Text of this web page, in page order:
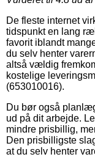
De fleste internet
tidspunkt en lang
favorit iblandt
du selv henter
altså vældig
kostelige
(653010016).
Du bør også
ud på dit arbejde.
mindre prisbillig,
Den prisbilligste
at du selv henter